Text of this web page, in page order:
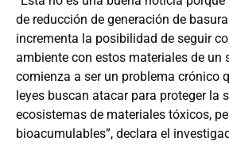
de reducción de generación de
incrementa la posibilidad de seguir
ambiente con estos materiales de un
comienza a ser un problema crónico
leyes buscan atacar para proteger la
ecosistemas de materiales tóxicos,
bioacumulables”, declara el